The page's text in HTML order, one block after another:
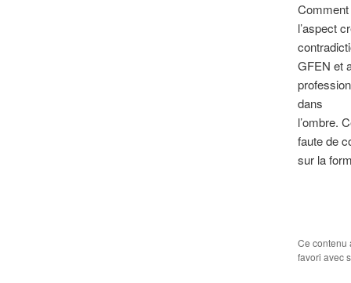
l’aspect
GFEN et
dans
l’ombre.
faute de
sur la
Ce contenu
favori avec